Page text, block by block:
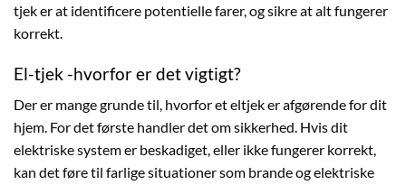
tjek er at identificere potentielle farer, og sikre at alt fungerer
korrekt.
El-tjek -hvorfor er det vigtigt?
Der er mange grunde til, hvorfor et eltjek er afgørende for dit
hjem. For det første handler det om sikkerhed. Hvis dit
elektriske system er beskadiget, eller ikke fungerer korrekt,
kan det føre til farlige situationer som brande og elektriske